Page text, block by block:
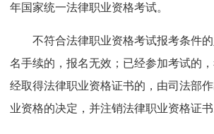
年国家统一法律职业资格考试。
不符合法律职业资格考试报考条件
名手续的，报名无效；已经参加考试的
经取得法律职业资格证书的，由司法部
业资格的决定，并注销法律职业资格证书